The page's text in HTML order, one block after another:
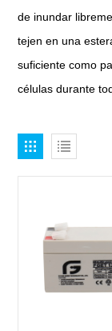
de inundar
tejen en una
suficiente como
células durante